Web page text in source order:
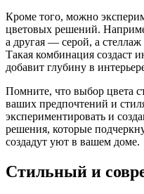
Кроме того, можно
цветовых решений.
а другая — серой, а
Такая комбинация создаст
добавит глубину в
Помните, что выбор цвета
ваших предпочтений и
экспериментировать и
решения, которые
создадут уют в вашем доме.
Стильный и